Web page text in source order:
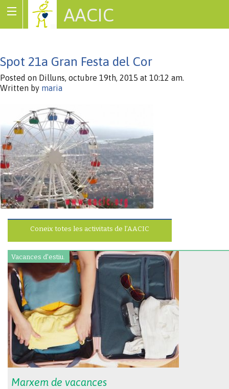
AACIC
Spot 21a Gran Festa del Cor
Posted on Dilluns, octubre 19th, 2015 at 10:12 am.
Written by maria
Coneix totes les activitats de l’AACIC
Vacances d'estiu.
Marxem de vacances